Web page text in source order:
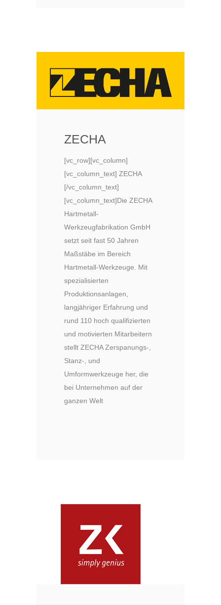
ZECHA
[vc_row][vc_column]
[vc_column_text] ZECHA
[/vc_column_text]
[vc_column_text]Die ZECHA
Hartmetall-
Werkzeugfabrikation GmbH
setzt seit fast 50 Jahren
Maßstäbe im Bereich
Hartmetall-Werkzeuge. Mit
spezialisierten
Produktionsanlagen,
langjähriger Erfahrung und
rund 110 hoch qualifizierten
und motivierten Mitarbeitern
stellt ZECHA Zerspanungs-,
Stanz-, und
Umformwerkzeuge her, die
bei Unternehmen auf der
ganzen Welt